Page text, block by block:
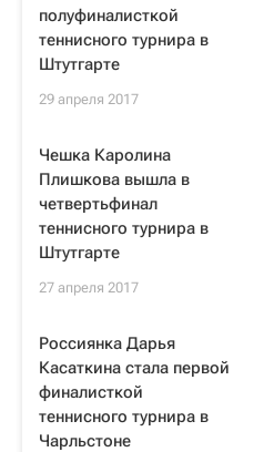
полуфиналисткой
теннисного турнира в
Штутгарте
29 апреля 2017
Чешка Каролина
Плишкова вышла в
четвертьфинал
теннисного турнира в
Штутгарте
27 апреля 2017
Россиянка Дарья
Касаткина стала первой
финалисткой
теннисного турнира в
Чарльстоне